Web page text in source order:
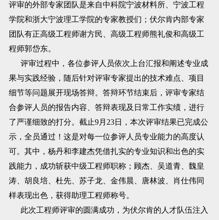
评审的外部专家团队是来自中科院宁波材料所、宁波工程
学院和浙大宁波理工学院的专家教授们；伏尔肯内部专家
团队有正高级工程师谢方民、高级工程师熊礼俊和高级工
程师郭岱东。​
评审过程中，各位参评人员依次上台汇报和阐述专业成
果与实践经验，随后针对评审专家提出的技术难点、项目
细节等问题展开现场答辩。答辩环节结束后，评审专家结
合参评人员的报告内容、答辩表现及日常工作实绩，进行
了严谨细致的打分。截止9月23日，本次评审结果已完成公
示，全员通过！这是对每一位参评人员专业能力的高度认
可。其中，杨丹和李建杰凭借扎实的专业知识和出色的实
践能力，成功斩获中级工程师职称；顾杰、吴道青、魏皇
涛、胡良培、杜先、苏子龙、金伟晨、唐林波、肖仕伟同
样表现出色，获得助理工程师称号。​
此次工程师评审的圆满成功，为伏尔肯的人才队伍注入